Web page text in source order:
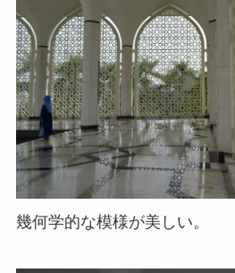
幾何学的な模様が美しい。